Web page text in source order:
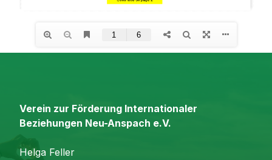
Verein zur Förderung Internationaler
Beziehungen Neu-Anspach e.V.
Helga Feller